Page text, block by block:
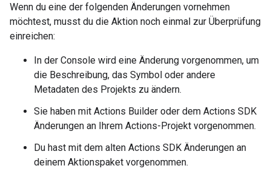
Wenn du eine der folgenden Änderungen vornehmen
möchtest, musst du die Aktion noch einmal zur Überprüfung
einreichen:
In der Console wird eine Änderung vorgenommen, um
die Beschreibung, das Symbol oder andere
Metadaten des Projekts zu ändern.
Sie haben mit Actions Builder oder dem Actions SDK
Änderungen an Ihrem Actions-Projekt vorgenommen.
Du hast mit dem alten Actions SDK Änderungen an
deinem Aktionspaket vorgenommen.